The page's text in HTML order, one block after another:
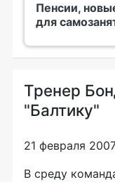
Пенсии,
для
Тренер
"Балтику"
21 февраля
В среду